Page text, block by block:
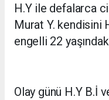
H.Y ile defalarca
Murat Y. kendisini
engelli 22
Olay günü H.Y B.İ